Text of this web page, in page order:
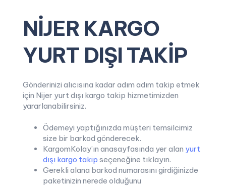
NİJER KARGO
YURT DIŞI TAKİP
Gönderinizi alıcısına kadar adım adım takip etmek
için Nijer yurt dışı kargo takip hizmetimizden
yararlanabilirsiniz.
Ödemeyi yaptığınızda müşteri temsilcimiz
size bir barkod gönderecek.
KargomKolay’ın anasayfasında yer alan yurt
dışı kargo takip seçeneğine tıklayın.
Gerekli alana barkod numarasını girdiğinizde
paketinizin nerede olduğunu